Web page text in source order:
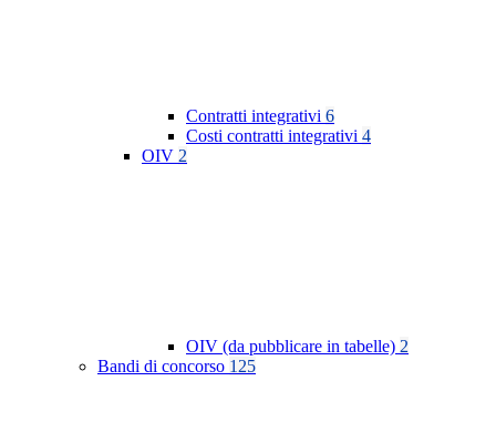
Contratti integrativi 6
Costi contratti integrativi 4
OIV 2
OIV (da pubblicare in tabelle) 2
Bandi di concorso 125